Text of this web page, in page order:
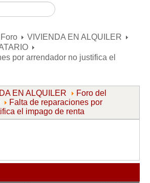
vivienda
al 6 de junio de 2013
Antigua
en Propiedad
Horizontal
Foro
VIVIENDA EN ALQUILER
por arrendador no justifica el
EN ALQUILER
Foro del
Falta de reparaciones por
el impago de renta